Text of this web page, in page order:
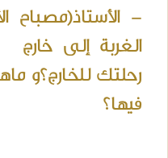
- الأستاذ(مصباح
الغربة إلى خارج
رحلتك للخارج؟و
فيها؟